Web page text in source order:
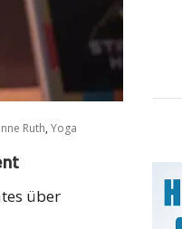
Ruth, Yoga
über